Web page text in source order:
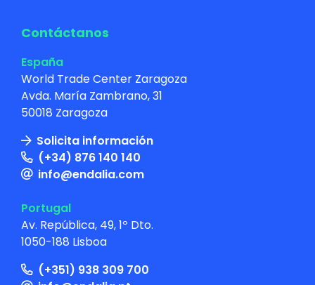
Contáctanos
España
World Trade Center Zaragoza
Avda. María Zambrano, 31
50018 Zaragoza
Solicita información
(+34) 876 140 140
info@endalia.com
Portugal
Av. República, 49, 1º Dto.
1050-188 Lisboa
(+351) 938 309 700